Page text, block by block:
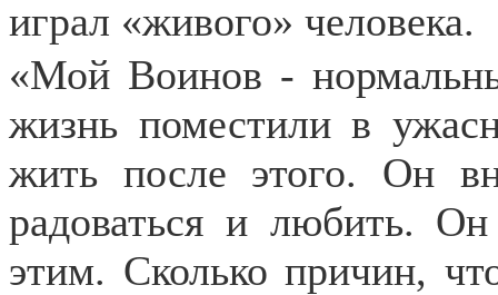
играл «живого» человека.
«Мой Воинов -
жизнь поместили в
жить после этого. Он
радоваться и любить.
этим. Сколько причин,